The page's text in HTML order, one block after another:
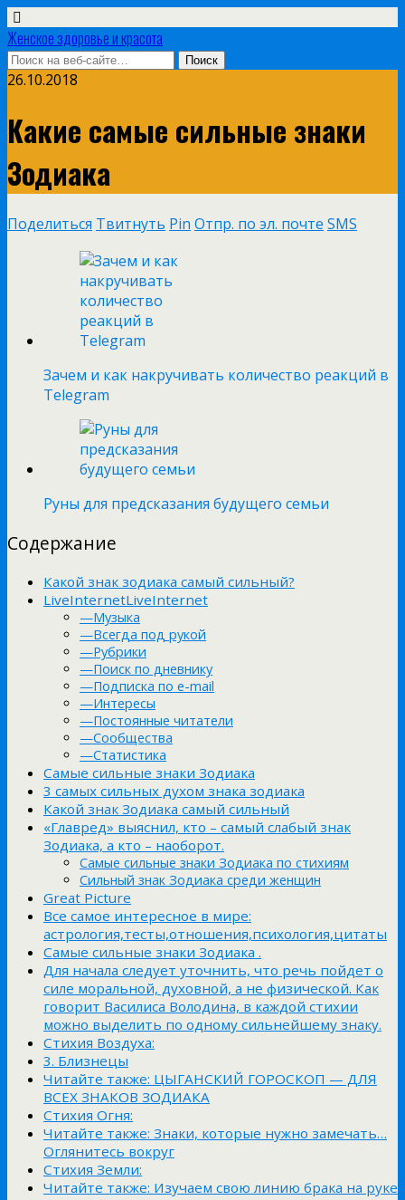
Женское здоровье и красота
26.10.2018
Какие самые сильные знаки
Зодиака
Поделиться Твитнуть Pin Отпр. по эл. почте SMS
Зачем и как накручивать количество реакций в
Telegram
Руны для предсказания будущего семьи
Содержание
Какой знак зодиака самый сильный?
LiveInternetLiveInternet
—Музыка
—Всегда под рукой
—Рубрики
—Поиск по дневнику
—Подписка по e-mail
—Интересы
—Постоянные читатели
—Сообщества
—Статистика
Самые сильные знаки Зодиака
3 самых сильных духом знака зодиака
Какой знак Зодиака самый сильный
«Главред» выяснил, кто – самый слабый знак
Зодиака, а кто – наоборот.
Самые сильные знаки Зодиака по стихиям
Сильный знак Зодиака среди женщин
Great Picture
Все самое интересное в мире:
астрология,тесты,отношения,психология,цитаты
Самые сильные знаки Зодиака .
Для начала следует уточнить, что речь пойдет о
силе моральной, духовной, а не физической. Как
говорит Василиса Володина, в каждой стихии
можно выделить по одному сильнейшему знаку.
Стихия Воздуха:
3. Близнецы
Читайте также: ЦЫГАНСКИЙ ГОРОСКОП — ДЛЯ
ВСЕХ ЗНАКОВ ЗОДИАКА
Стихия Огня:
Читайте также: Знаки, которые нужно замечать…
Оглянитесь вокруг
Стихия Земли:
Читайте также: Изучаем свою линию брака на руке